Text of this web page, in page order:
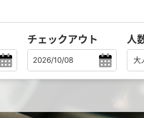
チェックアウト 人